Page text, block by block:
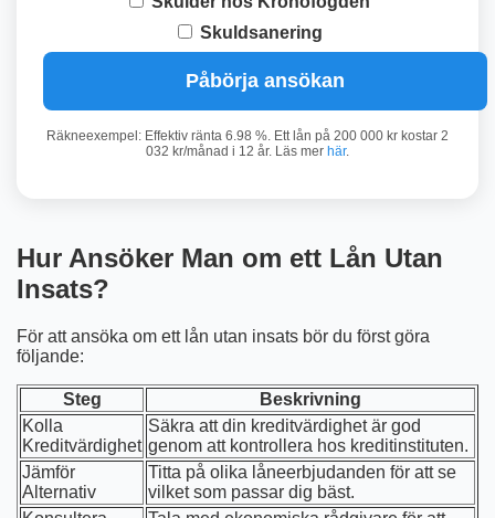
Skuldsanering
Påbörja ansökan
Räkneexempel: Effektiv ränta 6.98 %. Ett lån på 200 000 kr kostar 2
032 kr/månad i 12 år. Läs mer här.
Hur Ansöker Man om ett Lån Utan
Insats?
För att ansöka om ett lån utan insats bör du först göra
följande:
Steg
Beskrivning
Kolla
Kreditvärdighet
Säkra att din kreditvärdighet är god
genom att kontrollera hos kreditinstituten.
Jämför
Alternativ
Titta på olika låneerbjudanden för att se
vilket som passar dig bäst.